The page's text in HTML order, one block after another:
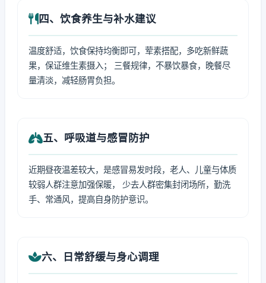
四、饮食养生与补水建议
温度舒适，饮食保持均衡即可，荤素搭配，多吃新鲜蔬
果，保证维生素摄入； 三餐规律，不暴饮暴食，晚餐尽
量清淡，减轻肠胃负担。
五、呼吸道与感冒防护
近期昼夜温差较大，是感冒易发时段，老人、儿童与体质
较弱人群注意加强保暖， 少去人群密集封闭场所，勤洗
手、常通风，提高自身防护意识。
六、日常舒缓与身心调理